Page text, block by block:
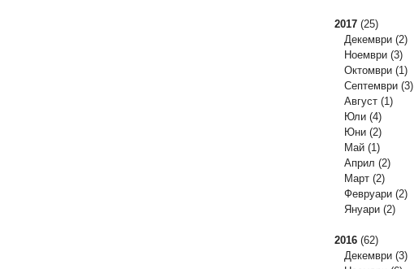
2017 (25)
Декември (2)
Ноември (3)
Октомври (1)
Септември (3)
Август (1)
Юли (4)
Юни (2)
Май (1)
Април (2)
Март (2)
Февруари (2)
Януари (2)
2016 (62)
Декември (3)